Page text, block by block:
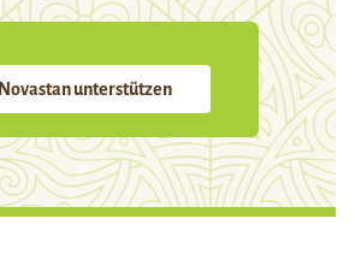
Novastan unterstützen